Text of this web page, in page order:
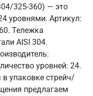
325-360) — это
уровнями. Артикул:
Тележка
AISI 304.
уровней: 24.
упаковке стрейч/
предлагаем